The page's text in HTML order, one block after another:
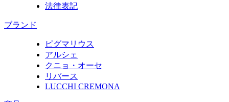
法律表記
ブランド
ピグマリウス
アルシェ
クニョ・オーセ
リバース
LUCCHI CREMONA